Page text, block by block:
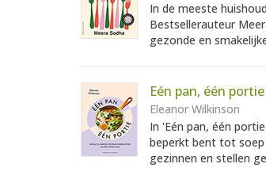
In de meeste
Bestsellerauteur
gezonde en
Eén pan, één portie
Eleanor Wilkinson
In 'Eén pan, één
beperkt bent tot soep
gezinnen en stellen